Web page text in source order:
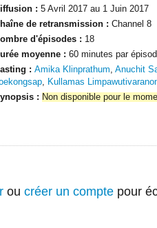
: 5 Avril 2017 au 1 Juin 2017
de retransmission : Channel 8
d'épisodes : 18
moyenne : 60 minutes par
: Amika Klinprathum, Anuchit
, Kullamas
: Non disponible pour le
ou créer un compte pour